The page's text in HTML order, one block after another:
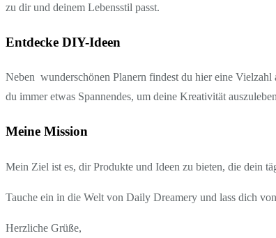
zu dir und deinem Lebensstil passt.
Entdecke DIY-Ideen
Neben wunderschönen Planern findest du hier eine
du immer etwas Spannendes, um deine Kreativität
Meine Mission
Mein Ziel ist es, dir Produkte und Ideen zu bieten, die dein
Tauche ein in die Welt von Daily Dreamery und lass dich
Herzliche Grüße,